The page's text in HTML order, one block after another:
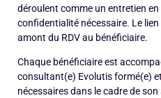
déroulent comme un entretien en
confidentialité nécessaire. Le
amont du RDV au bénéficiaire.
Chaque bénéficiaire est
consultant(e) Evolutis formé(e)
nécessaires dans le cadre de son